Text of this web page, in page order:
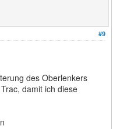
#9
des Oberlenkers
damit ich diese